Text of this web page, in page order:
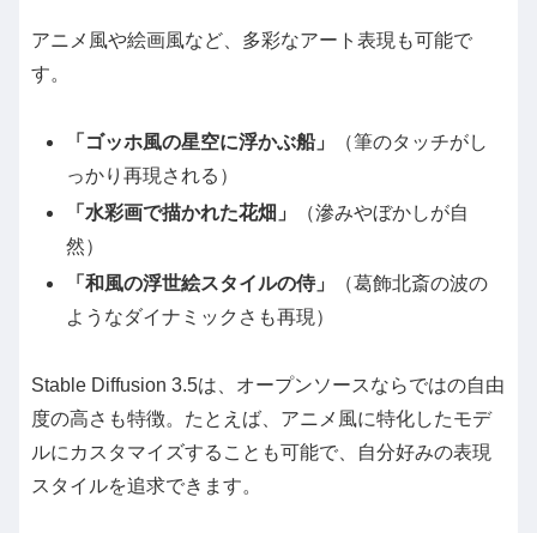
アニメ風や絵画風など、多彩なアート表現も可能で
す。
「ゴッホ風の星空に浮かぶ船」
（筆のタッチがし
っかり再現される）
「水彩画で描かれた花畑」
（滲みやぼかしが自
然）
「和風の浮世絵スタイルの侍」
（葛飾北斎の波の
ようなダイナミックさも再現）
Stable Diffusion 3.5は、オープンソースならではの自由
度の高さも特徴。たとえば、アニメ風に特化したモデ
ルにカスタマイズすることも可能で、自分好みの表現
スタイルを追求できます。